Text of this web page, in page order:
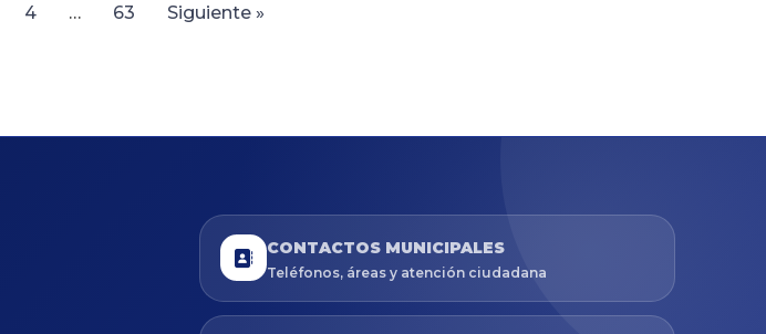
4 … 63 Siguiente »
CONTACTOS MUNICIPALES
Teléfonos, áreas y atención ciudadana